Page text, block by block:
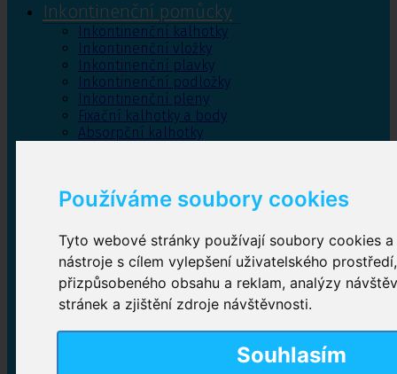
Používáme soubory cookies
Tyto webové stránky používají soubory cookies
nástroje s cílem vylepšení uživatelského
přizpůsobeného obsahu a reklam, analýzy
stránek a zjištění zdroje návštěvnosti.
Souhlasím
Inkontinenční pomůcky
Inkontinenční kalhotky
Inkontinenční vložky
Inkontinenční plavky
Inkontinenční podložky
Inkontinenční pleny
Fixační kalhotky a body
Absorpční kalhotky
Inkontinenční kalhotky
Plenkové kalhotky navlékací,Plenkové kalhotky
zalepovací,Inkontinenční kalhotky dámské